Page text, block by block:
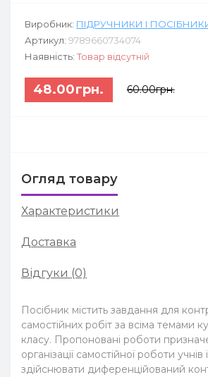
Виробник: ПІДРУЧНИКИ І
Артикул: 9789660734074
Наявність: Товар відсутній
48.00грн. 60.00грн.
Огляд товару
Характеристики
Доставка
Відгуки (0)
Посібник містить завдання для
самостійних робіт за всіма темами
класу. Пропоновані роботи
організації самостійної роботи
здійснювати диференційований